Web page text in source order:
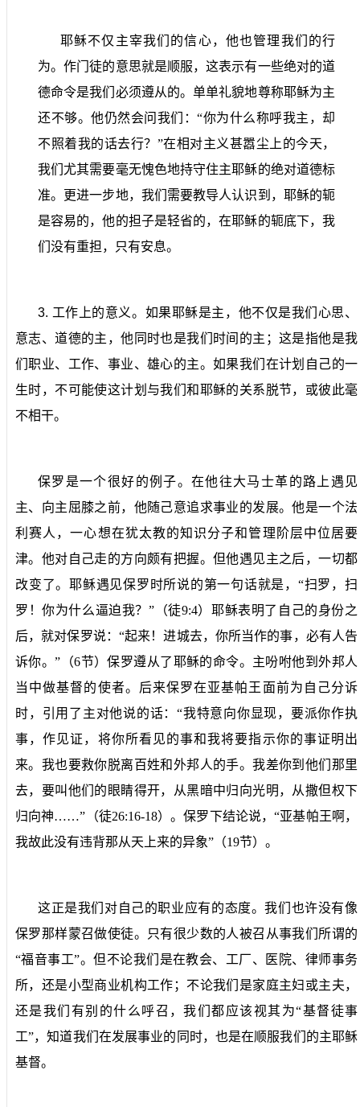
耶稣不仅主宰我们的信心，他也管理我们的行
为。作门徒的意思就是顺服，这表示有一些绝对的道
德命令是我们必须遵从的。单单礼貌地尊称耶稣为主
还不够。他仍然会问我们：“你为什么称呼我主，却
不照着我的话去行？”在相对主义甚嚣尘上的今天，
我们尤其需要毫无愧色地持守住主耶稣的绝对道德标
准。更进一步地，我们需要教导人认识到，耶稣的轭
是容易的，他的担子是轻省的，在耶稣的轭底下，我
们没有重担，只有安息。
3. 工作上的意义。 如果耶稣是主，他不仅是我们心思、
意志、道德的主，他同时也是我们时间的主；这是指他是我
们职业、工作、事业、雄心的主。如果我们在计划自己的一
生时，不可能使这计划与我们和耶稣的关系脱节，或彼此毫
不相干。
保罗是一个很好的例子。在他往大马士革的路上遇见
主、向主屈膝之前，他随己意追求事业的发展。他是一个法
利赛人，一心想在犹太教的知识分子和管理阶层中位居要
津。他对自己走的方向颇有把握。但他遇见主之后，一切都
改变了。耶稣遇见保罗时所说的第一句话就是，“扫罗，扫
罗！你为什么逼迫我？”（徒9:4）耶稣表明了自己的身份之
后，就对保罗说：“起来！进城去，你所当作的事，必有人告
诉你。”（6节）保罗遵从了耶稣的命令。主吩咐他到外邦人
当中做基督的使者。后来保罗在亚基帕王面前为自己分诉
时，引用了主对他说的话：“我特意向你显现，要派你作执
事，作见证，将你所看见的事和我将要指示你的事证明出
来。我也要救你脱离百姓和外邦人的手。我差你到他们那里
去，要叫他们的眼睛得开，从黑暗中归向光明，从撒但权下
归向神……”（徒26:16-18）。保罗下结论说，“亚基帕王啊，
我故此没有违背那从天上来的异象”（19节）。
这正是我们对自己的职业应有的态度。我们也许没有像
保罗那样蒙召做使徒。只有很少数的人被召从事我们所谓的
“福音事工”。但不论我们是在教会、工厂、医院、律师事务
所，还是小型商业机构工作；不论我们是家庭主妇或主夫，
还是我们有别的什么呼召，我们都应该视其为“基督徒事
工”，知道我们在发展事业的同时，也是在顺服我们的主耶稣
基督。